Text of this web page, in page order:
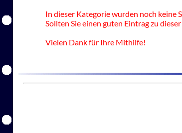
In dieser Kategorie wurden noch keine
Sollten Sie einen guten Eintrag zu
Vielen Dank für Ihre Mithilfe!